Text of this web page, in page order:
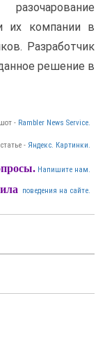
их компании в
Разработчик
решение в
- Rambler News Service.
- Яндекс. Картинки.
Напишите нам.
поведения на сайте.